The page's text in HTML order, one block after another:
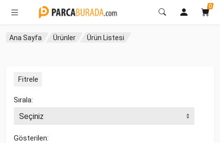
0
Ana Sayfa Ürünler Ürün Listesi
Fitrele
Sırala:
Gösterilen: